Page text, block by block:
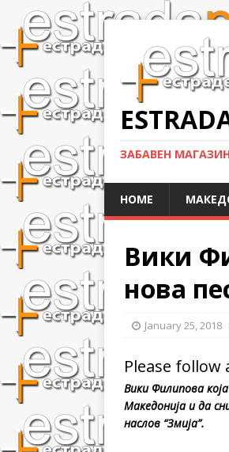
ЗАБАВЕН МАГАЗИН
HOME
Вики
нова
January 25, 2018
Please follow
Вики Филипова
Македонија и да
наслов “Змија”.